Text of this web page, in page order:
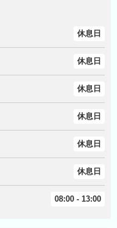
休息日
休息日
休息日
休息日
休息日
休息日
08:00 - 13:00